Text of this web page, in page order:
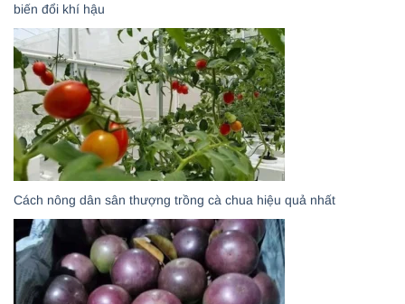
biến đổi khí hậu
Cách nông dân sân thượng trồng cà chua hiệu quả nhất